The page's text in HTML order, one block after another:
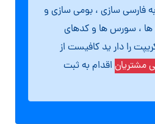
فارسی سازی ، بومی سازی و
ها ، سورس ها و کدهای
را دار ید کافیست از
مشتریان اقدام به ثبت